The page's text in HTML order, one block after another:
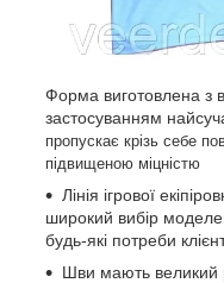
Форма виготовлена з
застосуванням
пропускає крізь себе
підвищеною міцністю
Лінія ігрової
широкий вибір
будь-які потреби
Шви мають великий